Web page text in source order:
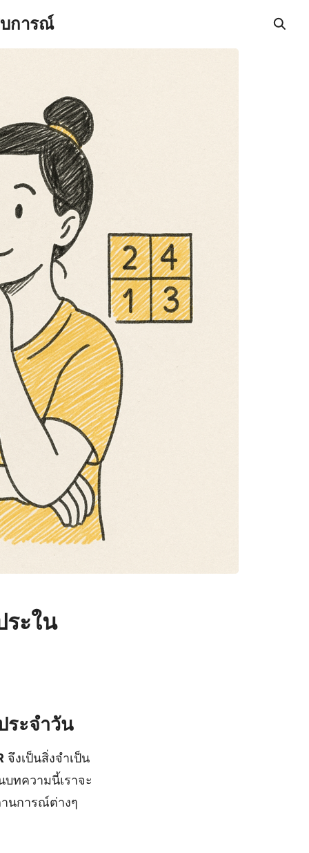
การณ์
ะใน
ระจำวัน
จึงเป็นสิ่งจำเป็น
ทความนี้เราจะ
นการณ์ต่างๆ